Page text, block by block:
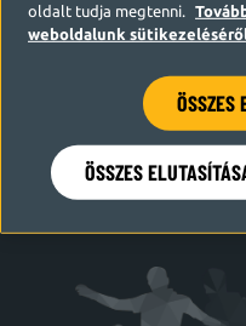
oldalt tudja megtenni.
weboldalunk
ÖSSZES
ÖSSZES